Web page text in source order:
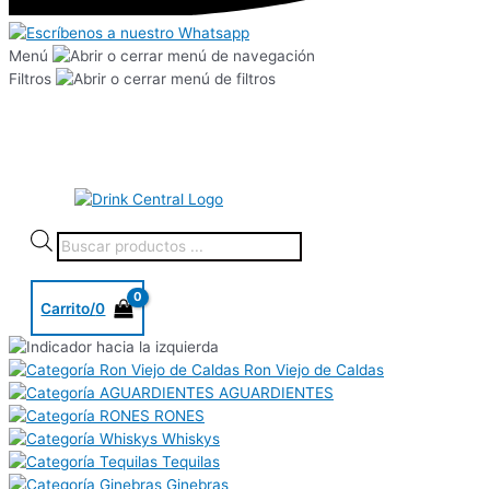
Menú
Filtros
Carrito/0
Ron Viejo de Caldas
AGUARDIENTES
RONES
Whiskys
Tequilas
Ginebras